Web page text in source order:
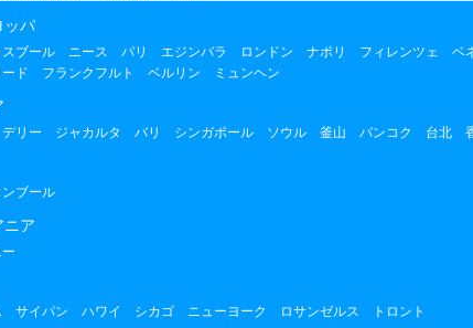
ッパ
ブール ニース パリ エジンバラ ロンドン ナポリ フィレンツェ ベ
ド
フランクフルト ベルリン ミュンヘン
デリー ジャカルタ バリ シンガポール ソウル 釜山 バンコク 台北
ブール
ニア
サイパン ハワイ シカゴ ニューヨーク ロサンゼルス トロント